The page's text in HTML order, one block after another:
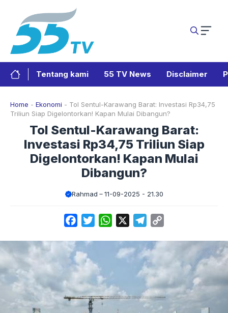
Tentang kami 55 TV News Disclaimer
Home - Ekonomi - Tol Sentul-Karawang Barat: Investasi Rp34,75
Triliun Siap Digelontorkan! Kapan Mulai Dibangun?
Tol Sentul-Karawang Barat:
Investasi Rp34,75 Triliun Siap
Digelontorkan! Kapan Mulai
Dibangun?
Rahmad 11-09-2025 - 21.30
FacebookTwitterWhatsApp Telegram